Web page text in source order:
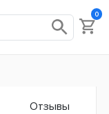
0
Отзывы